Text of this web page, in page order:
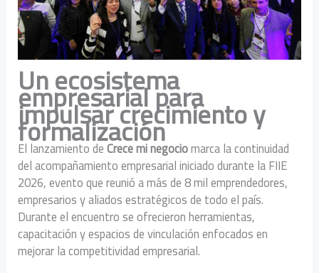
Un ecosistema
empresarial para
impulsar crecimiento y
formalización
El lanzamiento deCrece mi negociomarca la continuidad
del acompañamiento empresarial iniciado durante la FIIE
2026, evento que reunió a más de 8 mil emprendedores,
empresarios y aliados estratégicos de todo el país.
Durante el encuentro se ofrecieron herramientas,
capacitación y espacios de vinculación enfocados en
mejorar la competitividad empresarial.